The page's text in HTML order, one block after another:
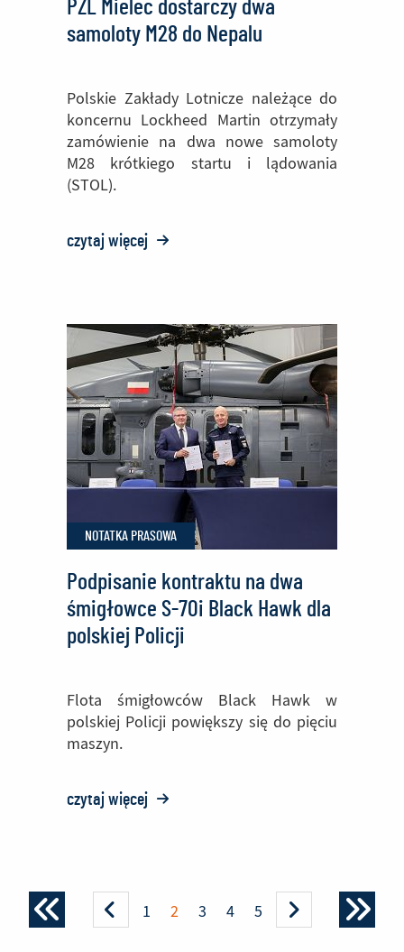
PZL Mielec dostarczy dwa
samoloty M28 do Nepalu
Polskie Zakłady Lotnicze należące do
koncernu Lockheed Martin otrzymały
zamówienie na dwa nowe samoloty
M28 krótkiego startu i lądowania
(STOL).
czytaj więcej o:
dostarczy
dwa
samoloty
M28
do
Nepalu
NOTATKA PRASOWA
Podpisanie kontraktu na dwa
śmigłowce S-70i Black Hawk dla
polskiej Policji
Flota śmigłowców Black Hawk w
polskiej Policji powiększy się do pięciu
maszyn.
czytaj więcej o:
dwa
1 2 3 4 5